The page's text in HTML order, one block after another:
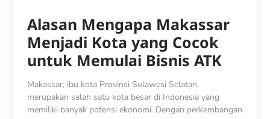
Alasan Mengapa Makassar
Menjadi Kota yang Cocok
untuk Memulai Bisnis ATK
Makassar, ibu kota Provinsi Sulawesi Selatan,
merupakan salah satu kota besar di Indonesia yang
memiliki banyak potensi ekonomi. Dengan perkembangan